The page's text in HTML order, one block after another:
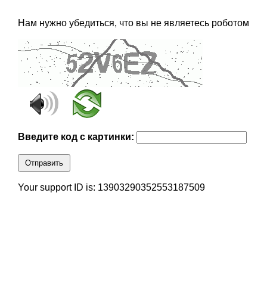
Нам нужно убедиться, что вы не являетесь роботом
Введите код с картинки:
Отправить
Your support ID is: 13903290352553187509